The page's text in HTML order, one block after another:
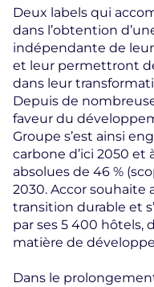
Deux labels qui
dans l’obtention
indépendante de
et leur permettront
dans leur
Depuis de
faveur du
Groupe s’est ainsi
carbone d’ici 2050 et
absolues de 46 %
2030. Accor souhaite
transition durable et
par ses 5 400 hôtels,
matière de
Dans le